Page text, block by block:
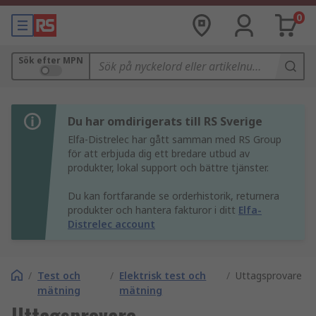
0
Sök efter MPN
Du har omdirigerats till RS Sverige
Elfa-Distrelec har gått samman med RS Group
för att erbjuda dig ett bredare utbud av
produkter, lokal support och bättre tjänster.
Du kan fortfarande se orderhistorik, returnera
produkter och hantera fakturor i ditt Elfa-
Distrelec account
/ Test och
mätning
/ Elektrisk test och
mätning
/ Uttagsprovare